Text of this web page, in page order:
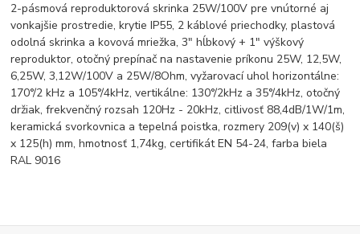
2-pásmová reproduktorová skrinka 25W/100V pre vnútorné aj
vonkajšie prostredie, krytie IP55, 2 káblové priechodky, plastová
odolná skrinka a kovová mriežka, 3" hĺbkový + 1" výškový
reproduktor, otočný prepínač na nastavenie príkonu 25W, 12,5W,
6,25W, 3,12W/100V a 25W/8Ohm, vyžarovací uhol horizontálne:
170°/2 kHz a 105°/4kHz, vertikálne: 130°/2kHz a 35°/4kHz, otočný
držiak, frekvenčný rozsah 120Hz - 20kHz, citlivosť 88,4dB/1W/1m,
keramická svorkovnica a tepelná poistka, rozmery 209(v) x 140(š)
x 125(h) mm, hmotnosť 1,74kg, certifikát EN 54-24, farba biela
RAL 9016